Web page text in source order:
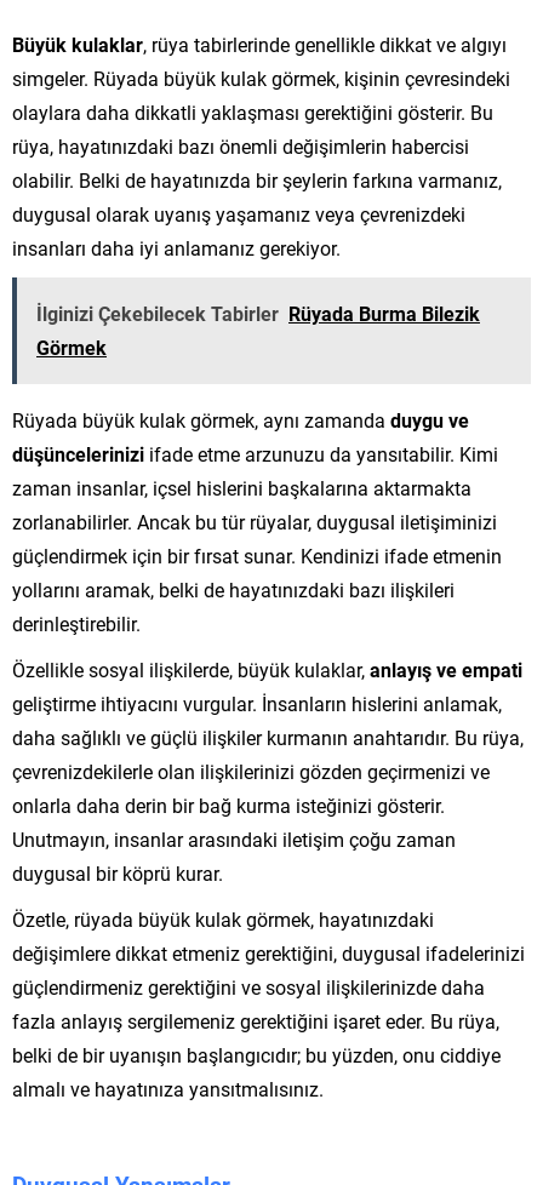
Büyük kulaklar, rüya tabirlerinde genellikle dikkat ve algıyı
simgeler. Rüyada büyük kulak görmek, kişinin çevresindeki
olaylara daha dikkatli yaklaşması gerektiğini gösterir. Bu
rüya, hayatınızdaki bazı önemli değişimlerin habercisi
olabilir. Belki de hayatınızda bir şeylerin farkına varmanız,
duygusal olarak uyanış yaşamanız veya çevrenizdeki
insanları daha iyi anlamanız gerekiyor.
İlginizi Çekebilecek Tabirler Rüyada Burma Bilezik
Görmek
Rüyada büyük kulak görmek, aynı zamanda duygu ve
düşüncelerinizi ifade etme arzunuzu da yansıtabilir. Kimi
zaman insanlar, içsel hislerini başkalarına aktarmakta
zorlanabilirler. Ancak bu tür rüyalar, duygusal iletişiminizi
güçlendirmek için bir fırsat sunar. Kendinizi ifade etmenin
yollarını aramak, belki de hayatınızdaki bazı ilişkileri
derinleştirebilir.
Özellikle sosyal ilişkilerde, büyük kulaklar,anlayış ve empati
geliştirme ihtiyacını vurgular. İnsanların hislerini anlamak,
daha sağlıklı ve güçlü ilişkiler kurmanın anahtarıdır. Bu rüya,
çevrenizdekilerle olan ilişkilerinizi gözden geçirmenizi ve
onlarla daha derin bir bağ kurma isteğinizi gösterir.
Unutmayın, insanlar arasındaki iletişim çoğu zaman
duygusal bir köprü kurar.
Özetle, rüyada büyük kulak görmek, hayatınızdaki
değişimlere dikkat etmeniz gerektiğini, duygusal ifadelerinizi
güçlendirmeniz gerektiğini ve sosyal ilişkilerinizde daha
fazla anlayış sergilemeniz gerektiğini işaret eder. Bu rüya,
belki de bir uyanışın başlangıcıdır; bu yüzden, onu ciddiye
almalı ve hayatınıza yansıtmalısınız.